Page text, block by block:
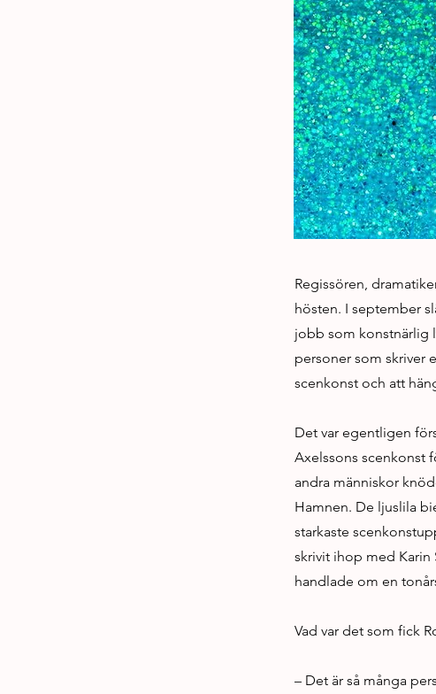
Regissören,
hösten. I september
jobb som konstnärlig
personer som skriver
scenkonst och att
Det var egentligen
Axelssons scenkonst
andra människor
Hamnen. De ljuslila
starkaste
skrivit ihop med Karin
handlade om en
Vad var det som fick
– Det är så många